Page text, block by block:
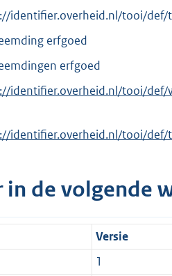
identifier.overheid.nl/tooi/def/
erfgoed
erfgoed
identifier.overheid.nl/tooi/def/
identifier.overheid.nl/tooi/def/
de volgende
Versie
1